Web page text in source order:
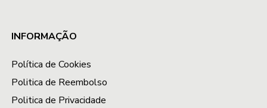
INFORMAÇÃO
Política de Cookies
Politica de Reembolso
Politica de Privacidade